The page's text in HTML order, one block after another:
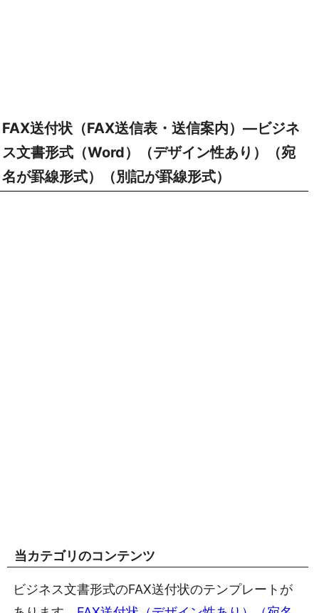
FAX送付状（FAX送信表・送信案内）―ビジネ
ス文書形式（Word）（デザイン性あり）（宛
名が罫線形式）（別記が罫線形式）
当カテゴリのコンテンツ
ビジネス文書形式のFAX送付状のテンプレートが